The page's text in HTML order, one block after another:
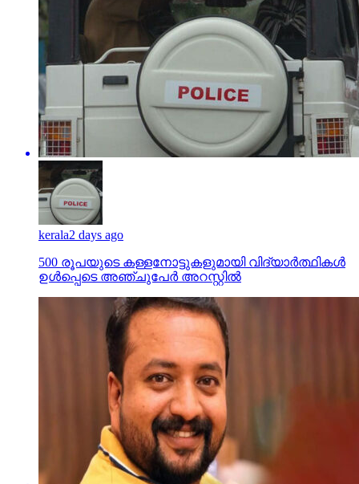
kerala2 days ago
500 രൂപയുടെ കള്ളനോട്ടുകളുമായി വിദ്യാര്‍ത്ഥികള്‍
ഉള്‍പ്പെടെ അഞ്ചുപേര്‍ അറസ്റ്റില്‍